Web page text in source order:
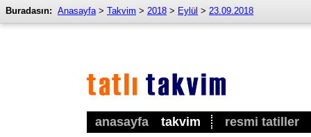
anasayfa takvim resmi tatiller
Buradasın: Anasayfa> Takvim > 2018 > Eylül > 23.09.2018